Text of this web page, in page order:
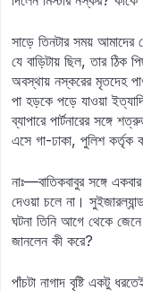
সাড়ে তিনটার সময় আমাদের
যে বাড়িটায় ছিল, তার ঠিক
অবস্থায় নস্করের মৃতদেহ
পা হড়কে পড়ে যাওয়া
ব্যাপারে পার্টনারের সঙ্গে
এসে গা-ঢাকা, পুলিশ কর্তৃক
নাঃ—বাতিকবাবুর সঙ্গে
দেওয়া চলে না।
ঘটনা তিনি আগে থেকে
জানলেন কী করে?
পাঁচটা নাগাদ বৃষ্টি একটু